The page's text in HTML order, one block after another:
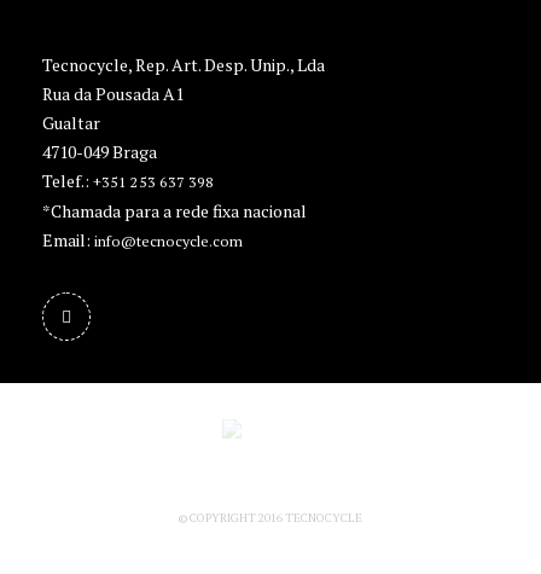
Tecnocycle, Rep. Art. Desp. Unip., Lda
Rua da Pousada A1
Gualtar
4710-049 Braga
Telef.: +351 253 637 398
*Chamada para a rede fixa nacional
Email: info@tecnocycle.com
© COPYRIGHT 2016 TECNOCYCLE